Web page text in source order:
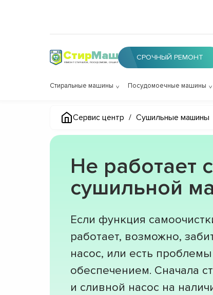
СтирМаш
РЕМОНТ СТИРАЛОК, ПОСУДОМОЕК, СУШИЛОК
СРОЧНЫЙ РЕМОНТ
Стиральные машины Посудомоечные машины
Сервис центр / Сушильные машины
Не работает
сушильной
Если функция
работает, возможно,
насос, или есть
обеспечением. Сначала
и сливной насос на